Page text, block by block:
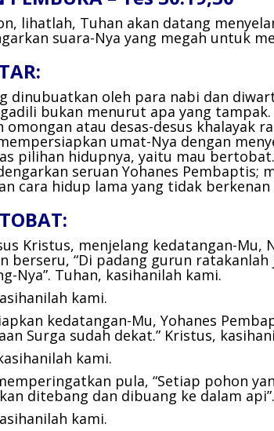
lihatlah, Tuhan akan datang
suara-Nya yang megah untuk
dinubuatkan oleh para nabi dan
bukan menurut apa yang
omongan atau desas-desus khalayak
umat-Nya dengan
pilihan hidupnya, yaitu mau
seruan Yohanes Pembaptis;
cara hidup lama yang tidak
Kristus, menjelang kedatangan-Mu,
berseru, “Di padang gurun
Nya”. Tuhan, kasihanilah kami.
kami.
kedatangan-Mu, Yohanes
Surga sudah dekat.” Kristus,
kami.
pula, “Setiap pohon
ditebang dan dibuang ke dalam
kami.